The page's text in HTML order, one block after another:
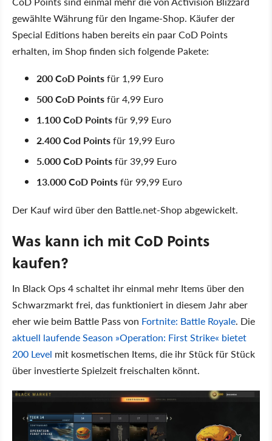
gewählte Währung für den Ingame-Shop. Käufer der
Special Editions haben bereits ein paar CoD Points
erhalten, im Shop finden sich folgende Pakete:
200 CoD Pointsfür 1,99 Euro
500 CoD Pointsfür 4,99 Euro
1.100 CoD Pointsfür 9,99 Euro
2.400 Cod Pointsfür 19,99 Euro
5.000 CoD Pointsfür 39,99 Euro
13.000 CoD Pointsfür 99,99 Euro
Der Kauf wird über den Battle.net-Shop abgewickelt.
Was kann ich mit CoD Points
kaufen?
In Black Ops 4 schaltet ihr einmal mehr Items über den
Schwarzmarkt frei, das funktioniert in diesem Jahr aber
eher wie beim Battle Pass von Fortnite: Battle Royale. Die
aktuell laufende Season »Operation: First Strike« bietet
200 Level mit kosmetischen Items, die ihr Stück für Stück
über investierte Spielzeit freischalten könnt.